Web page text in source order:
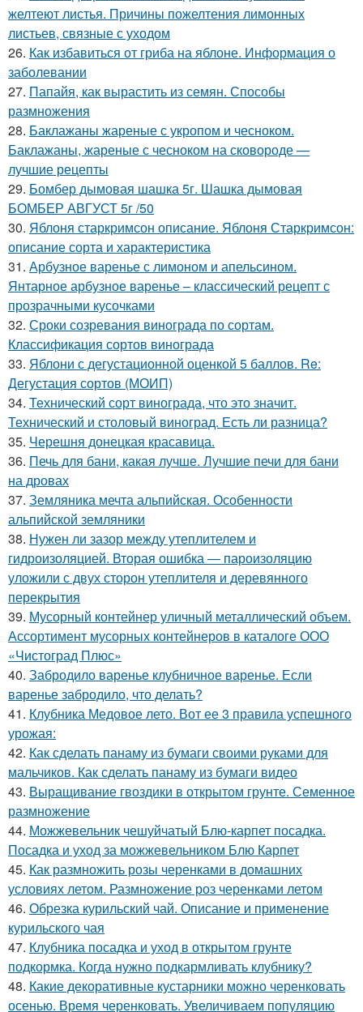
желтеют листья. Причины пожелтения лимонных
листьев, связные с уходом
26. Как избавиться от гриба на яблоне. Информация о
заболевании
27. Папайя, как вырастить из семян. Способы
размножения
28. Баклажаны жареные с укропом и чесноком.
Баклажаны, жареные с чесноком на сковороде —
лучшие рецепты
29. Бомбер дымовая шашка 5г. Шашка дымовая
БОМБЕР АВГУСТ 5г /50
30. Яблоня старкримсон описание. Яблоня Старкримсон:
описание сорта и характеристика
31. Арбузное варенье с лимоном и апельсином.
Янтарное арбузное варенье – классический рецепт с
прозрачными кусочками
32. Сроки созревания винограда по сортам.
Классификация сортов винограда
33. Яблони с дегустационной оценкой 5 баллов. Re:
Дегустация сортов (МОИП)
34. Технический сорт винограда, что это значит.
Технический и столовый виноград. Есть ли разница?
35. Черешня донецкая красавица.
36. Печь для бани, какая лучше. Лучшие печи для бани
на дровах
37. Земляника мечта альпийская. Особенности
альпийской земляники
38. Нужен ли зазор между утеплителем и
гидроизоляцией. Вторая ошибка — пароизоляцию
уложили с двух сторон утеплителя и деревянного
перекрытия
39. Мусорный контейнер уличный металлический объем.
Ассортимент мусорных контейнеров в каталоге ООО
«Чистоград Плюс»
40. Забродило варенье клубничное варенье. Если
варенье забродило, что делать?
41. Клубника Медовое лето. Вот ее 3 правила успешного
урожая:
42. Как сделать панаму из бумаги своими руками для
мальчиков. Как сделать панаму из бумаги видео
43. Выращивание гвоздики в открытом грунте. Семенное
размножение
44. Можжевельник чешуйчатый Блю-карпет посадка.
Посадка и уход за можжевельником Блю Карпет
45. Как размножить розы черенками в домашних
условиях летом. Размножение роз черенками летом
46. Обрезка курильский чай. Описание и применение
курильского чая
47. Клубника посадка и уход в открытом грунте
подкормка. Когда нужно подкармливать клубнику?
48. Какие декоративные кустарники можно черенковать
осенью. Время черенковать. Увеличиваем популяцию